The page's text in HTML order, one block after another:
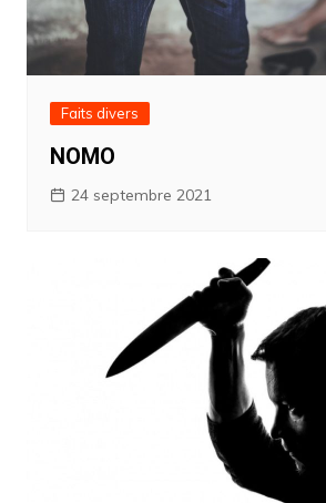
Faits divers
NOMO
24 septembre 2021